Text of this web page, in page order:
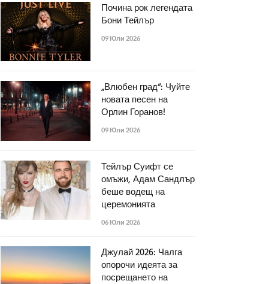
Почина рок легендата
Бони Тейлър
09 Юли 2026
„Влюбен град“: Чуйте
новата песен на
Орлин Горанов!
09 Юли 2026
Тейлър Суифт се
омъжи, Адам Сандлър
беше водещ на
церемонията
06 Юли 2026
Джулай 2026: Чалга
опорочи идеята за
посрещането на